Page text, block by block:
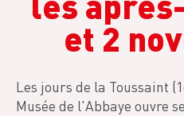
et 2
Les jours de la Toussaint
Musée de l'Abbaye ouvre